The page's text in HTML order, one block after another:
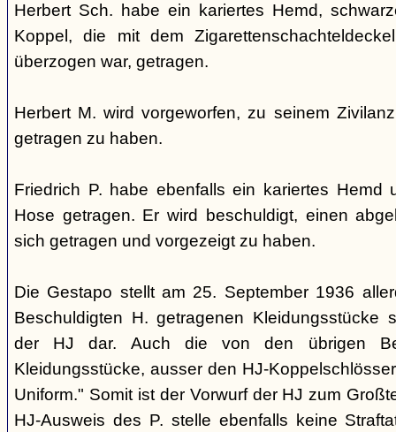
Herbert Sch. habe ein kariertes Hemd,
Koppel, die mit dem
überzogen war, getragen.
Herbert M. wird vorgeworfen, zu seinem
getragen zu haben.
Friedrich P. habe ebenfalls ein kariertes Hemd
Hose getragen. Er wird beschuldigt, einen
sich getragen und vorgezeigt zu haben.
Die Gestapo stellt am 25. September 1936
Beschuldigten H. getragenen Kleidungsstücke
der HJ dar. Auch die von den übrigen
Kleidungsstücke, ausser den HJ-
Uniform." Somit ist der Vorwurf der HJ zum
HJ-Ausweis des P. stelle ebenfalls keine